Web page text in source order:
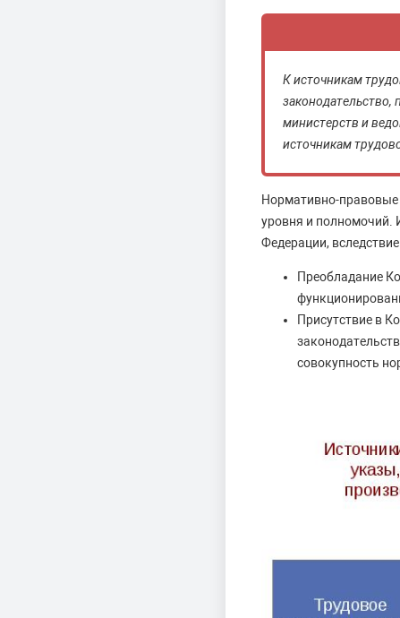
К источникам
министерств и
источникам
Нормативно-правовые
уровня и полномочий.
Федерации,
Преобладание
Присутствие в
совокупность